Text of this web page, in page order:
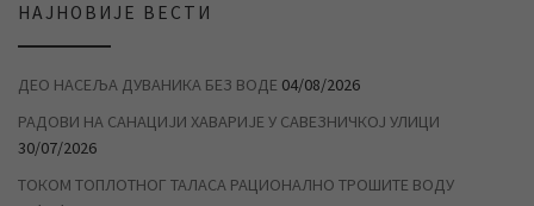
НАЈНОВИЈЕ ВЕСТИ
ДЕО НАСЕЉА ДУВАНИКА БЕЗ ВОДЕ 04/08/2026
РАДОВИ НА САНАЦИЈИ ХАВАРИЈЕ У САВЕЗНИЧКОЈ УЛИЦИ
30/07/2026
ТОКОМ ТОПЛОТНОГ ТАЛАСА РАЦИОНАЛНО ТРОШИТЕ ВОДУ